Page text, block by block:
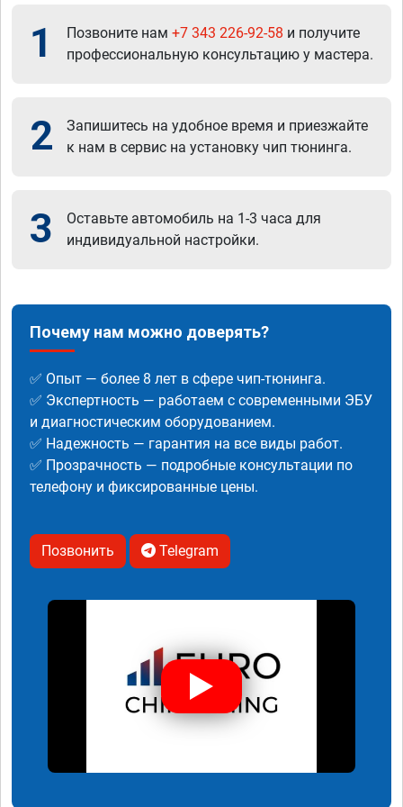
1 Позвоните нам +7 343 226-92-58 и получите
профессиональную консультацию у мастера.
2
Запишитесь на удобное время и приезжайте
к нам в сервис на установку чип тюнинга.
3
Оставьте автомобиль на 1-3 часа для
индивидуальной настройки.
Почему нам можно доверять?
✅ Опыт — более 8 лет в сфере чип-тюнинга.
✅ Экспертность — работаем с современными ЭБУ
и диагностическим оборудованием.
✅ Надежность — гарантия на все виды работ.
✅ Прозрачность — подробные консультации по
телефону и фиксированные цены.
Позвонить Telegram